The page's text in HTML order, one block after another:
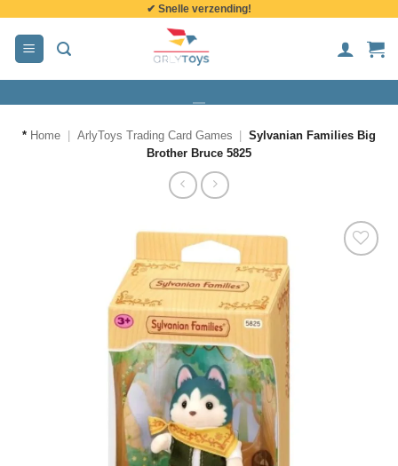
inhoud
✔ Snelle verzending!
* Home ArlyToys Trading Card Games
Sylvanian Families Big
Brother Bruce 5825